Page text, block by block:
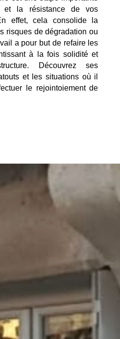
et la résistance de vos
effet, cela consolide la
risques de dégradation ou
a pour but de refaire les
à la fois solidité et
Découvrez ses
et les situations où il
le rejointoiement de